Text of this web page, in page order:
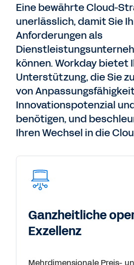
Eine bewährte Cloud-
unerlässlich, damit Sie
Anforderungen als
können. Workday bietet
Unterstützung, die Sie
von
Innovationspotenzial
benötigen, und
Ihren Wechsel in die
Ganzheitliche
Exzellenz